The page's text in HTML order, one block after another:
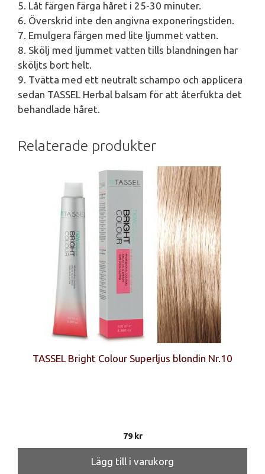
5. Låt färgen färga håret i 25-30 minuter.
6. Överskrid inte den angivna exponeringstiden.
7. Emulgera färgen med lite ljummet vatten.
8. Skölj med ljummet vatten tills blandningen har
sköljts bort helt.
9. Tvätta med ett neutralt schampo och applicera
sedan TASSEL Herbal balsam för att återfukta det
behandlade håret.
Relaterade produkter
TASSEL Bright Colour Superljus blondin Nr.10
79kr
Lägg till i varukorg